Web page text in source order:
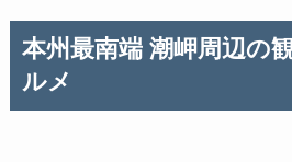
本州最南端 潮岬周辺の
ルメ